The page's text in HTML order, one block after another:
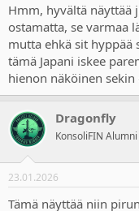
Hmm, hyvältä näyttää
ostamatta, se varmaa
mutta ehkä sit hyppää
tämä Japani iskee
hienon näköinen
Dragonfly
KonsoliFIN Alumni
23.01.2026
Tämä näyttää niin